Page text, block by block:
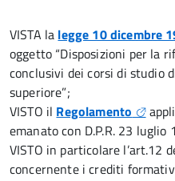
VISTA la legge 10 dicembre
oggetto “Disposizioni per la
conclusivi dei corsi di studio
superiore”;
VISTO il Regolamento
emanato con D.P.R. 23 luglio
VISTO in particolare l’art.12
concernente i crediti